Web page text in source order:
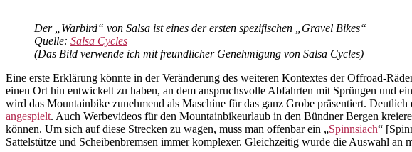
Der „Warbird“ von Salsa ist eines der ersten spezifischen „Gravel Bikes“
Quelle: Salsa Cycles
(Das Bild verwende ich mit freundlicher Genehmigung von Salsa Cycles)
Eine erste Erklärung könnte in der Veränderung des weiteren Kontextes der Offroad-
einen Ort hin entwickelt zu haben, an dem anspruchsvolle Abfahrten mit Sprüngen und
wird das Mountainbike zunehmend als Maschine für das ganz Grobe präsentiert.
angespielt. Auch Werbevideos für den Mountainbikeurlaub in den Bündner Bergen
können. Um sich auf diese Strecken zu wagen, muss man offenbar ein „Spinnsiach“
Sattelstütze und Scheibenbremsen immer komplexer. Gleichzeitig wurde die Auswahl an